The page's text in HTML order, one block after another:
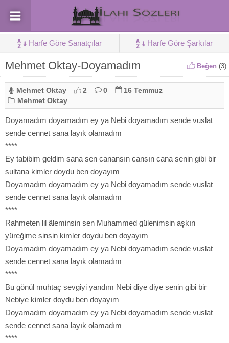
Harfe Göre Sanatçılar Harfe Göre Şarkılar
Mehmet Oktay-Doyamadım Beğen (3)
Mehmet Oktay 2 0
16 Temmuz
Mehmet Oktay
Doyamadım doyamadım ey ya Nebi doyamadım sende vuslat
sende cennet sana layık olamadım
****
Ey tabibim geldim sana sen canansın cansın cana senin gibi bir
sultana kimler doydu ben doyayım
Doyamadım doyamadım ey ya Nebi doyamadım sende vuslat
sende cennet sana layık olamadım
****
Rahmeten lil âleminsin sen Muhammed gülenimsin aşkın
yüreğime sinsin kimler doydu ben doyayım
Doyamadım doyamadım ey ya Nebi doyamadım sende vuslat
sende cennet sana layık olamadım
****
Bu gönül muhtaç sevgiyi yandım Nebi diye diye senin gibi bir
Nebiye kimler doydu ben doyayım
Doyamadım doyamadım ey ya Nebi doyamadım sende vuslat
sende cennet sana layık olamadım
****